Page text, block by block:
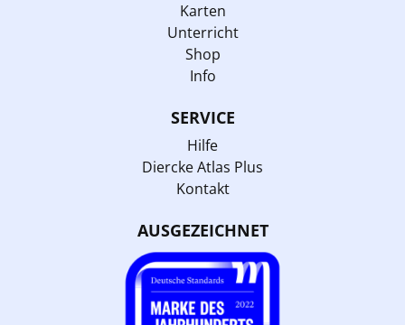
Karten
Unterricht
Shop
Info
SERVICE
Hilfe
Diercke Atlas Plus
Kontakt
AUSGEZEICHNET